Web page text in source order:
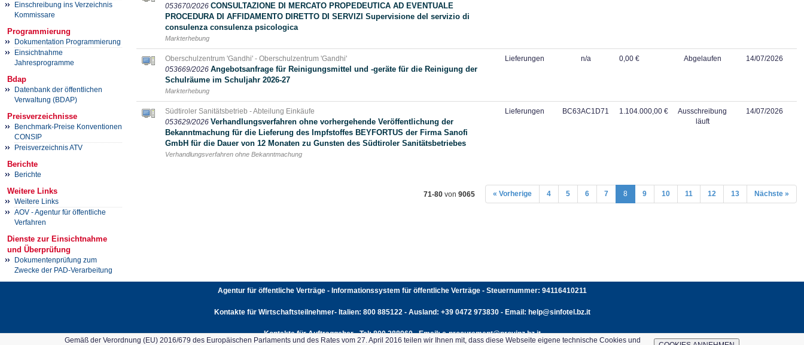
Gemäß der Verordnung (EU) 2016/679 des Europäischen Parlaments und des Rates vom 27. April 2016 teilen wir Ihnen mit, dass diese Webseite eigene technische Cookies und
Einschreibung ins Verzeichnis
Kommissare
Programmierung
Dokumentation Programmierung
Einsichtnahme
Jahresprogramme
Bdap
Datenbank der öffentlichen
Verwaltung (BDAP)
Preisverzeichnisse
Benchmark-Preise Konventionen
CONSIP
Preisverzeichnis ATV
Berichte
Berichte
Weitere Links
Weitere Links
AOV - Agentur für öffentliche
Verfahren
Dienste zur Einsichtnahme
und Überprüfung
Dokumentenprüfung zum
Zwecke der PAD-Verarbeitung
053670/2026 CONSULTAZIONE DI MERCATO PROPEDEUTICA AD EVENTUALE
PROCEDURA DI AFFIDAMENTO DIRETTO DI SERVIZI Supervisione del servizio di
consulenza consulenza psicologica
Markterhebung
Oberschulzentrum 'Gandhi' - Oberschulzentrum 'Gandhi'
053669/2026 Angebotsanfrage für Reinigungsmittel und -geräte für die Reinigung der
Schulräume im Schuljahr 2026-27
Markterhebung
Lieferungen n/a 0,00 € Abgelaufen 14/07/2026
Südtiroler Sanitätsbetrieb - Abteilung Einkäufe
053629/2026 Verhandlungsverfahren ohne vorhergehende Veröffentlichung der
Bekanntmachung für die Lieferung des Impfstoffes BEYFORTUS der Firma Sanofi
GmbH für die Dauer von 12 Monaten zu Gunsten des Südtiroler Sanitätsbetriebes
Verhandlungsverfahren ohne Bekanntmachung
Lieferungen BC63AC1D71 1.104.000,00 €
Ausschreibung
läuft
14/07/2026
71-80 von 9065 « Vorherige 4 5 6 7 8 9 10 11 12 13 Nächste »
Agentur für öffentliche Verträge - Informationssystem für öffentliche Verträge - Steuernummer: 94116410211
Kontakte für Wirtschaftsteilnehmer- Italien: 800 885122 - Ausland: +39 0472 973830 - Email: help@sinfotel.bz.it
Kontakte für Auftraggeber - Tel: 800 288960 - Email: e-procurement@provinz.bz.it